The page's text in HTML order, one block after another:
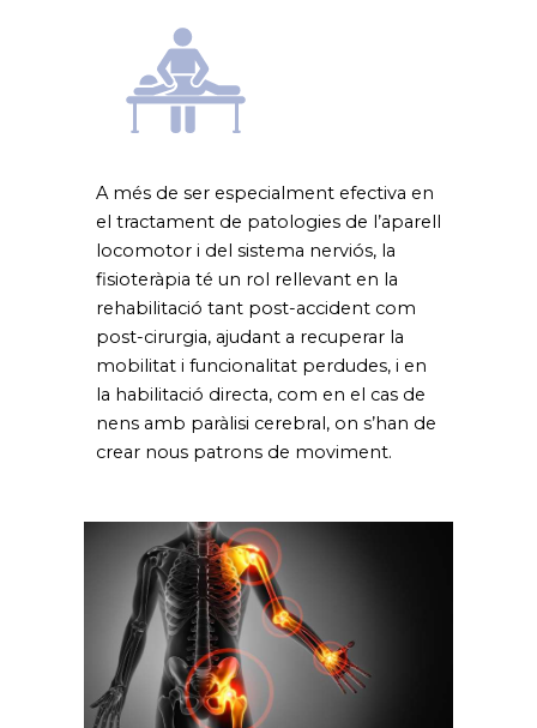
A més de ser especialment efectiva en
el tractament de patologies de l’aparell
locomotor i del sistema nerviós, la
fisioteràpia té un rol rellevant en la
rehabilitació tant post-accident com
post-cirurgia, ajudant a recuperar la
mobilitat i funcionalitat perdudes, i en
la habilitació directa, com en el cas de
nens amb paràlisi cerebral, on s’han de
crear nous patrons de moviment.